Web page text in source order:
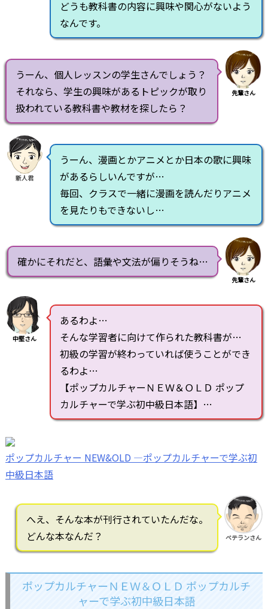
どうも教科書の内容に興味や関心がないよう
なんです。
うーん、個人レッスンの学生さんでしょう？
それなら、学生の興味があるトピックが取り
扱われている教科書や教材を探したら？
先輩さん
新人君
うーん、漫画とかアニメとか日本の歌に興味
があるらしいんですが…
毎回、クラスで一緒に漫画を読んだりアニメ
を見たりもできないし…
確かにそれだと、語彙や文法が偏りそうね…
先輩さん
中堅さん
あるわよ…
そんな学習者に向けて作られた教科書が…
初級の学習が終わっていれば使うことができ
るわよ…
【ポップカルチャーＮＥＷ＆ＯＬＤ ポップ
カルチャーで学ぶ初中級日本語】…
ポップカルチャー NEW&OLD ―ポップカルチャーで学ぶ初
中級日本語
へえ、そんな本が刊行されていたんだな。
どんな本なんだ？
ベテランさん
ポップカルチャーＮＥＷ＆ＯＬＤ ポップカルチ
ャーで学ぶ初中級日本語